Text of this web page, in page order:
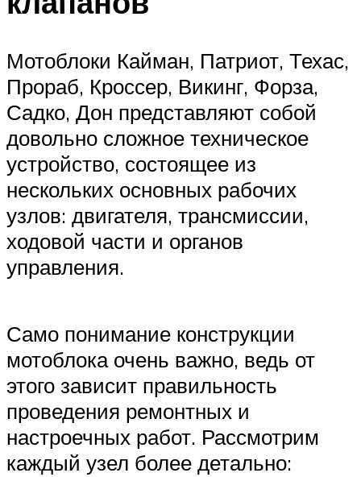
Мотоблоки Кайман, Патриот, Техас,
Прораб, Кроссер, Викинг, Форза,
Садко, Дон представляют собой
довольно сложное техническое
устройство, состоящее из
нескольких основных рабочих
узлов: двигателя, трансмиссии,
ходовой части и органов
управления.
Само понимание конструкции
мотоблока очень важно, ведь от
этого зависит правильность
проведения ремонтных и
настроечных работ. Рассмотрим
каждый узел более детально: